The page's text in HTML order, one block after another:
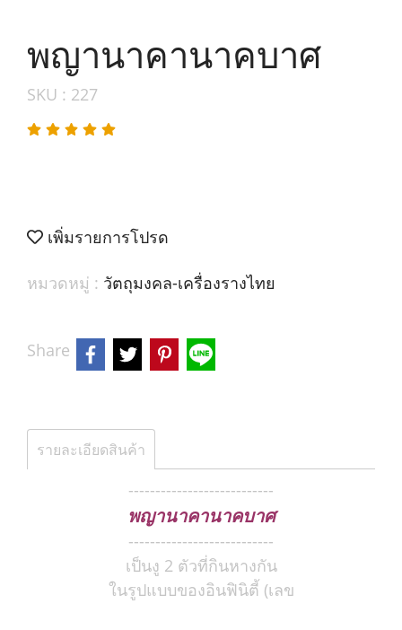
พญานาคานาคบาศ
SKU : 227
เพิ่มรายการโปรด
หมวดหมู่ : วัตถุมงคล-เครื่องรางไทย
Share
รายละเอียดสินค้า
---------------------------
พญานาคานาคบาศ
---------------------------
เป็นงู 2 ตัวที่กินหางกัน
ในรูปแบบของอินฟินิตี้ (เลข